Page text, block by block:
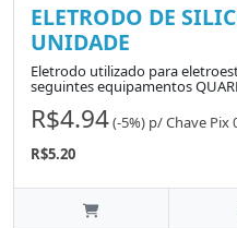
ELETRODO DE
UNIDADE
Eletrodo utilizado para
seguintes equipamentos
R$4.94(-5%) p/Chave Pix
R$5.20